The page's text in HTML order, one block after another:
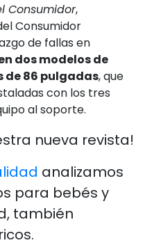
Consumidor,
Consumidor
de fallas en
dos modelos de
de 86 pulgadas, que
con los tres
al soporte.
nueva revista!
analizamos
para bebés y
también